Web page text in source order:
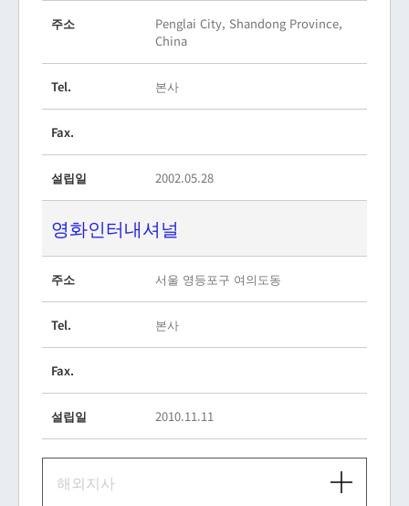
주소
Penglai City, Shandong Province,
China
Tel. 본사
Fax.
설립일 2002.05.28
영화인터내셔널
주소 서울 영등포구 여의도동
Tel. 본사
Fax.
설립일 2010.11.11
해외지사